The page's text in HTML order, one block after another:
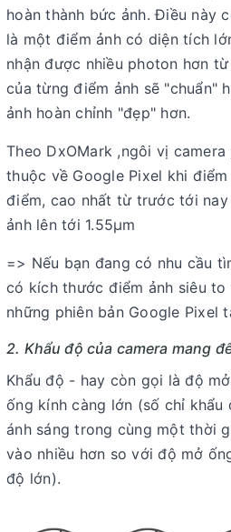
hoàn thành bức ảnh. Điều này
là một điểm ảnh có diện tích
nhận được nhiều photon hơn
của từng điểm ảnh sẽ "chuẩn"
ảnh hoàn chỉnh "đẹp" hơn.
Theo DxOMark ,ngôi vị
thuộc về Google Pixel khi
điểm, cao nhất từ trước tới
ảnh lên tới 1.55µm
=> Nếu bạn đang có nhu cầu
có kích thước điểm ảnh siêu to
những phiên bản Google Pixel
2. Khẩu độ của camera mang
Khẩu độ - hay còn gọi là độ
ống kính càng lớn (số chỉ
ánh sáng trong cùng một thời
vào nhiều hơn so với độ mở
độ lớn).